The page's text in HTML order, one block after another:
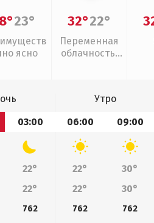
23°
ясно
32°22°
Переменная
облачность,
Утро
03:00 06:00 09:00
22° 22° 30°
22° 22° 30°
762 762 762